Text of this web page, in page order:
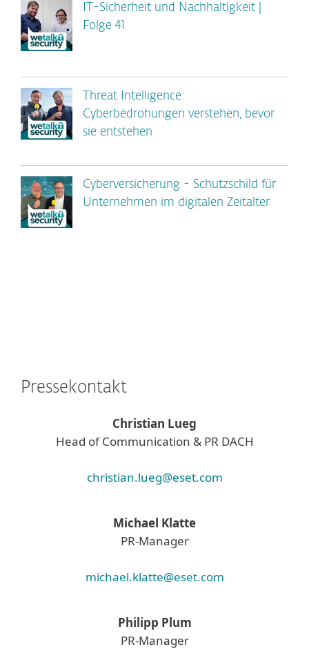
IT-Sicherheit und Nachhaltigkeit |
Folge 41
Threat Intelligence:
Cyberbedrohungen verstehen, bevor
sie entstehen
Cyberversicherung - Schutzschild für
Unternehmen im digitalen Zeitalter
Pressekontakt
Christian Lueg
Head of Communication & PR DACH
christian.lueg@eset.com
Michael Klatte
PR-Manager
michael.klatte@eset.com
Philipp Plum
PR-Manager